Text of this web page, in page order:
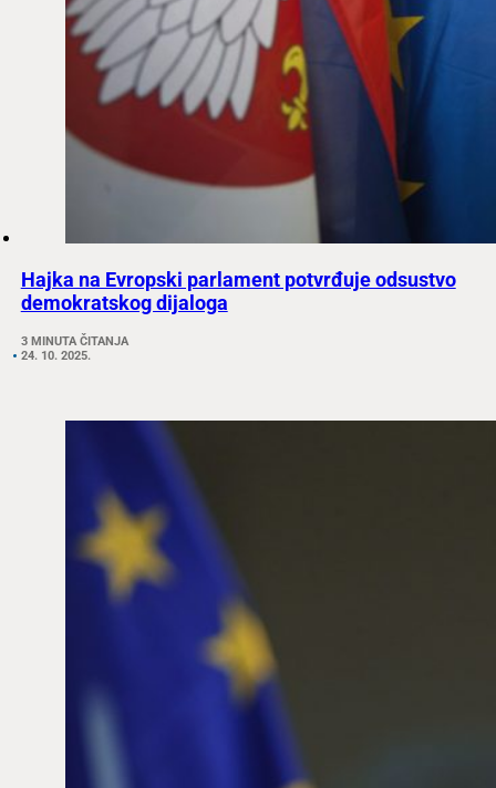
Hajka na Evropski parlament potvrđuje odsustvo
demokratskog dijaloga
3 MINUTA ČITANJA
24. 10. 2025.